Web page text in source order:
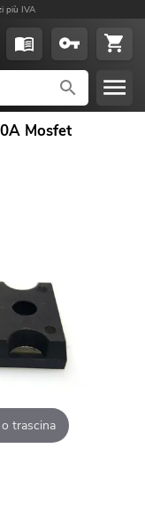
più IVA
Mosfet
trascina